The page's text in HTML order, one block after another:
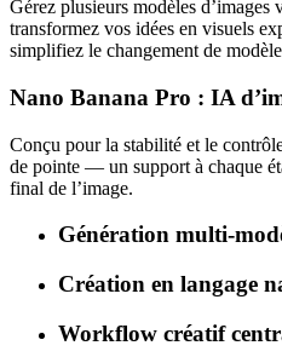
Gérez plusieurs modèles
transformez vos idées en visuels
simplifiez le changement de
Nano Banana Pro : IA
Conçu pour la stabilité et le
de pointe — un support à chaque
final de l’image.
Génération multi-
Création en langage
Workflow créatif